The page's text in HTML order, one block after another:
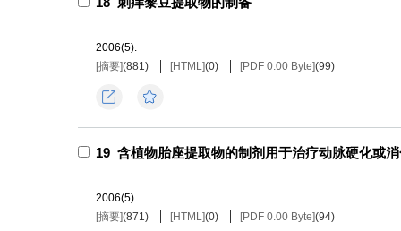
2006(5).
[摘要](881) [HTML](0) [PDF 0.00 Byte](99)
19 含植物胎座提取物的制剂用于治疗动脉硬化或
2006(5).
[摘要](871) [HTML](0) [PDF 0.00 Byte](94)